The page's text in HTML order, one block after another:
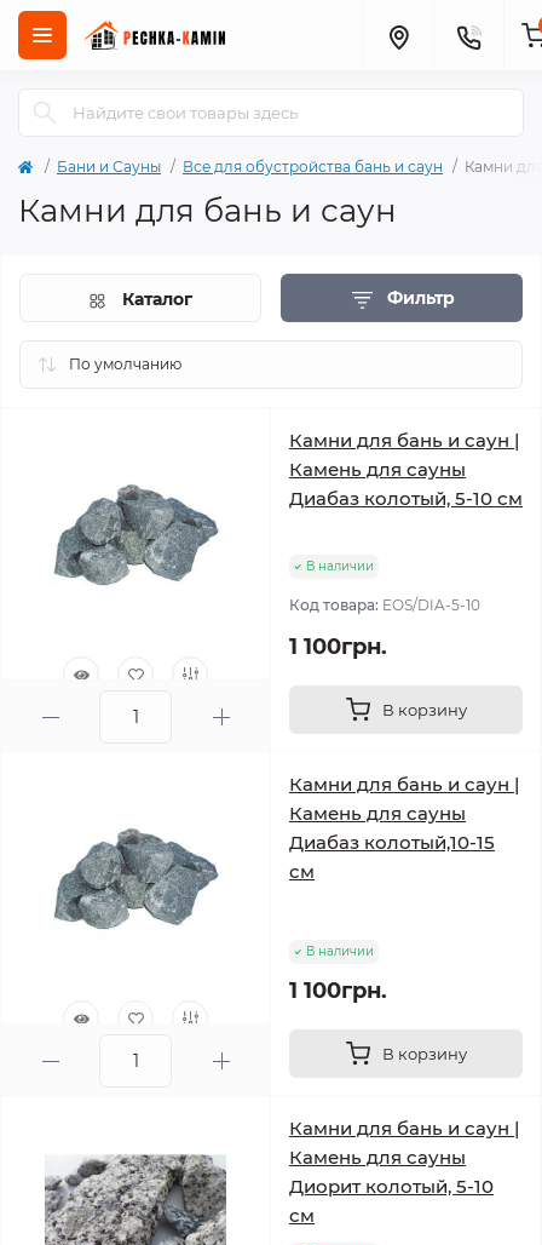
Бани и Сауны Все для обустройства бань и саун Камни
Камни для бань и саун
Фильтр
Каталог
Камни для бань и саун |
Камень для сауны
Диабаз колотый, 5-10 см
В наличии
Код товара: EOS/DIA-5-10
1 100грн.
В корзину
Камни для бань и саун |
Камень для сауны
Диабаз колотый,10-15
см
В наличии
1 100грн.
В корзину
Камни для бань и саун |
Камень для сауны
Диорит колотый, 5-10
см